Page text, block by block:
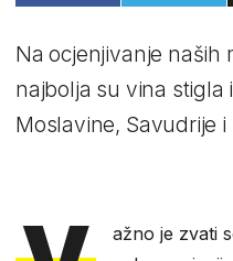
Na ocjenjivanje naših
najbolja su vina stigla
Moslavine, Savudrije
ažno je zvati